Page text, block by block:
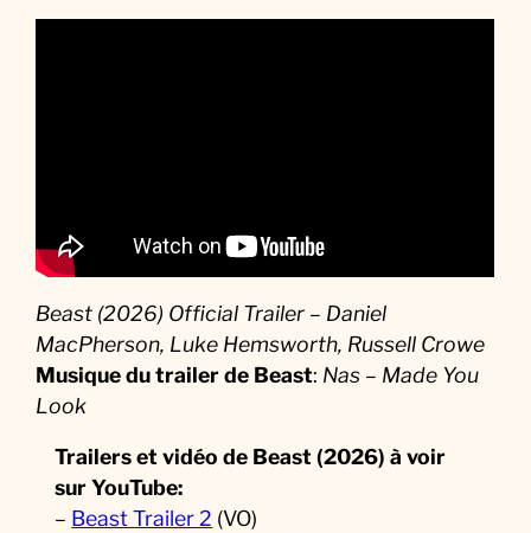
Beast (2026) Official Trailer – Daniel
MacPherson, Luke Hemsworth, Russell Crowe
Musique du trailer de Beast: Nas – Made You
Look
Trailers et vidéo de Beast (2026) à voir
sur YouTube:
– Beast Trailer 2 (VO)